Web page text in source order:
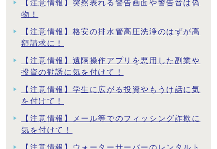
【注意情報】突然表れる警告画面や警告音は偽
物！
【注意情報】格安の排水管高圧洗浄のはずが高
額請求に！
【注意情報】遠隔操作アプリを悪用した副業や
投資の勧誘に気を付けて！
【注意情報】学生に広がる投資やもうけ話に気
を付けて！
【注意情報】メール等でのフィッシング詐欺に
気を付けて！